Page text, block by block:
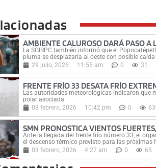
AMBIENTE CALUROSO DARÁ PASO A
La SGIRPC también informó que el
pluma se desplazaría al oeste con posible caída
29 julio, 2026
11:55 am 0 31
FRENTE FRÍO 33 DESATA FRÍO
Las autoridades meteorológicas indicaron que
polar asociada.
03 febrero, 2026
10:42 pm 0 63
SMN PRONOSTICA VIENTOS
Ante la llegada del frente frío número 33, el
el descenso térmico previsto para las próximas
03 febrero, 2026
4:27 am 0 65